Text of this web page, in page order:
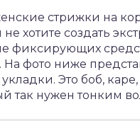
стрижки на
хотите создать
фиксирующих
На фото ниже
Это боб,
так нужен тонким